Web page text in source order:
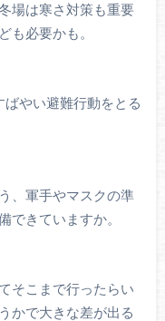
場は寒さ対策も重要
も必要かも。
やい避難行動をとる
、軍手やマスクの準
できていますか。
そこまで行ったらい
かで大きな差が出る